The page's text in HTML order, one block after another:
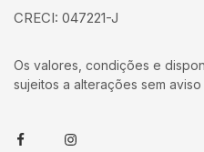
CRECI: 047221-J
Os valores, condições e
sujeitos a alterações sem
FacebookInstagram